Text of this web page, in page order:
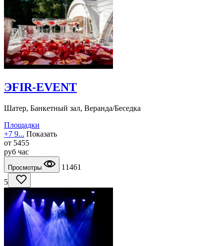
ЭFIR-EVENT
Шатер, Банкетный зал, Веранда/Беседка
Площадки
+7 9... Показать
от 5455
руб час
Просмотры
11461
5